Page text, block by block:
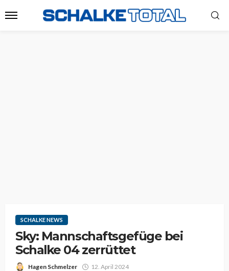
SCHALKE NEWS
Sky: Mannschaftsgefüge bei
Schalke 04 zerrüttet
Hagen Schmelzer 12. April 2024